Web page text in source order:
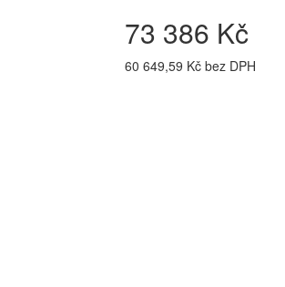
73 386 Kč
60 649,59 Kč bez DPH